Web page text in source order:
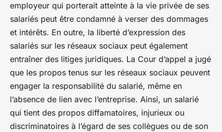
employeur qui porterait atteinte à la vie privée de ses
salariés peut être condamné à verser des dommages
et intérêts. En outre, la liberté d’expression des
salariés sur les réseaux sociaux peut également
entraîner des litiges juridiques. La Cour d’appel a jugé
que les propos tenus sur les réseaux sociaux peuvent
engager la responsabilité du salarié, même en
l’absence de lien avec l’entreprise. Ainsi, un salarié
qui tient des propos diffamatoires, injurieux ou
discriminatoires à l’égard de ses collègues ou de son